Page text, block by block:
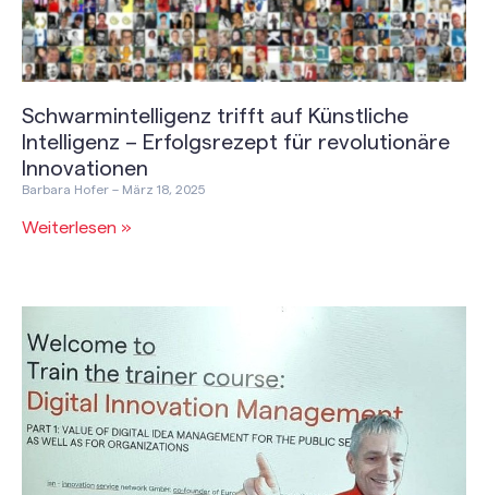
Schwarmintelligenz trifft auf Künstliche
Intelligenz – Erfolgsrezept für revolutionäre
Innovationen
Barbara Hofer März 18, 2025
Weiterlesen »